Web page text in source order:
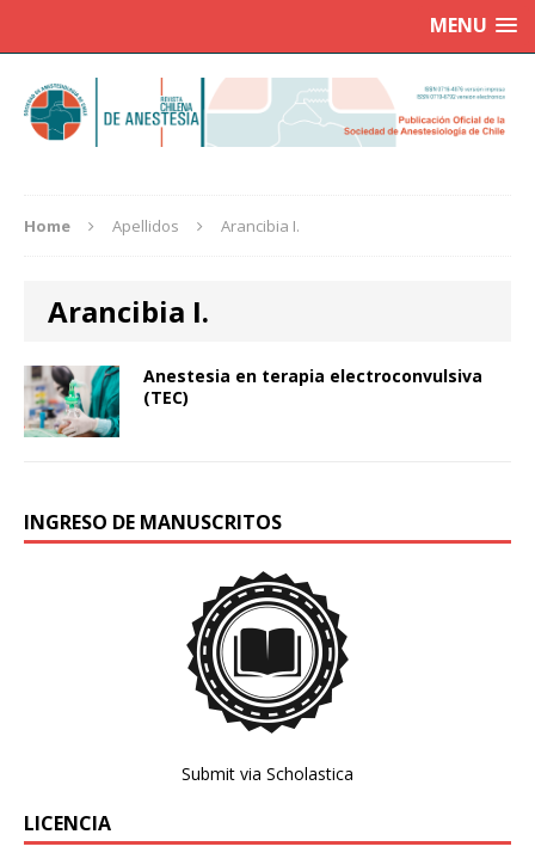
MENU
Home Apellidos Arancibia I.
Arancibia I.
Anestesia en terapia electroconvulsiva
(TEC)
INGRESO DE MANUSCRITOS
Submit via Scholastica
LICENCIA